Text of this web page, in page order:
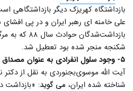
علی خامنه ای رهبر ایران و در پی
بازداشت‌شدگان
شکنجه منجر شده بود تعطیل شد.
۵- وجود سلول انفرادی به عنوان مصداق شکنجه
آیت الله موسوی‌بجنوردی به نقل از دکتر
شناخته شده ایران، می گوید: «بازداشت